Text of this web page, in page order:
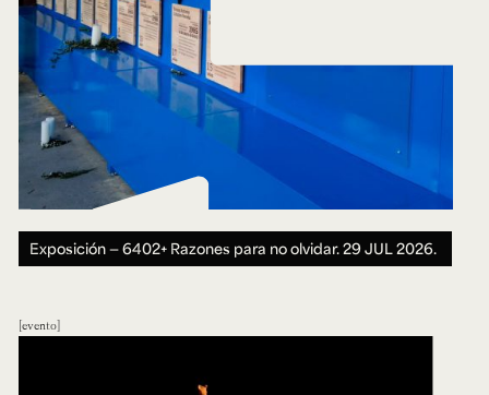
Exposición — 6402+ Razones para no olvidar.29 JUL 2026.
evento